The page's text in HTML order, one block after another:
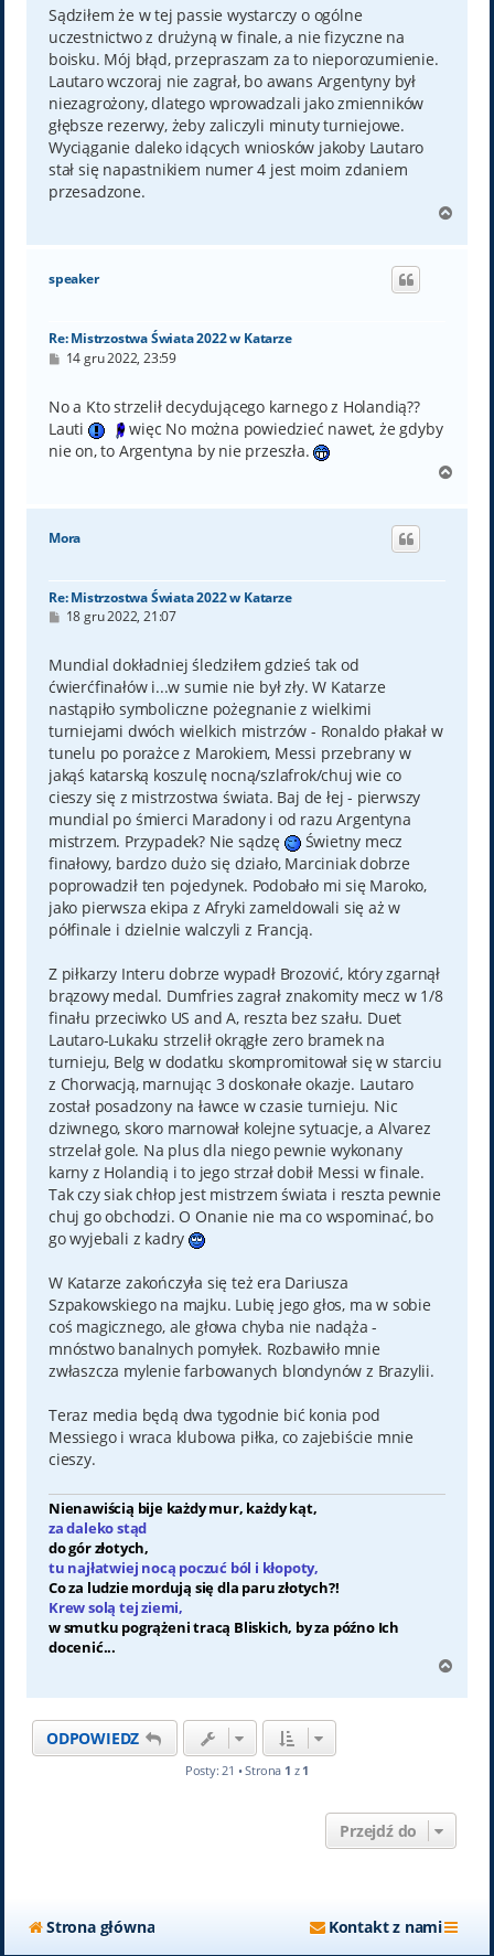
t
Sądziłem że w tej passie wystarczy o ogólne
uczestnictwo z drużyną w finale, a nie fizyczne na
boisku. Mój błąd, przepraszam za to nieporozumienie.
Lautaro wczoraj nie zagrał, bo awans Argentyny był
niezagrożony, dlatego wprowadzali jako zmienników
głębsze rezerwy, żeby zaliczyli minuty turniejowe.
Wyciąganie daleko idących wniosków jakoby Lautaro
stał się napastnikiem numer 4 jest moim zdaniem
przesadzone.
g
speaker
Re: Mistrzostwa Świata 2022 w Katarze
P
t
14 gru 2022, 23:59
No a Kto strzelił decydującego karnego z Holandią??
Lauti
więc No można powiedzieć nawet, że gdyby
nie on, to Argentyna by nie przeszła.
g
Mora
Re: Mistrzostwa Świata 2022 w Katarze
P
t
18 gru 2022, 21:07
Mundial dokładniej śledziłem gdzieś tak od
ćwierćfinałów i...w sumie nie był zły. W Katarze
nastąpiło symboliczne pożegnanie z wielkimi
turniejami dwóch wielkich mistrzów - Ronaldo płakał w
tunelu po porażce z Marokiem, Messi przebrany w
jakąś katarską koszulę nocną/szlafrok/chuj wie co
cieszy się z mistrzostwa świata. Baj de łej - pierwszy
mundial po śmierci Maradony i od razu Argentyna
mistrzem. Przypadek? Nie sądzę
Świetny mecz
finałowy, bardzo dużo się działo, Marciniak dobrze
poprowadził ten pojedynek. Podobało mi się Maroko,
jako pierwsza ekipa z Afryki zameldowali się aż w
półfinale i dzielnie walczyli z Francją.
Z piłkarzy Interu dobrze wypadł Brozović, który zgarnął
brązowy medal. Dumfries zagrał znakomity mecz w 1/8
finału przeciwko US and A, reszta bez szału. Duet
Lautaro-Lukaku strzelił okrągłe zero bramek na
turnieju, Belg w dodatku skompromitował się w starciu
z Chorwacją, marnując 3 doskonałe okazje. Lautaro
został posadzony na ławce w czasie turnieju. Nic
dziwnego, skoro marnował kolejne sytuacje, a Alvarez
strzelał gole. Na plus dla niego pewnie wykonany
karny z Holandią i to jego strzał dobił Messi w finale.
Tak czy siak chłop jest mistrzem świata i reszta pewnie
chuj go obchodzi. O Onanie nie ma co wspominać, bo
go wyjebali z kadry
W Katarze zakończyła się też era Dariusza
Szpakowskiego na majku. Lubię jego głos, ma w sobie
coś magicznego, ale głowa chyba nie nadąża -
mnóstwo banalnych pomyłek. Rozbawiło mnie
zwłaszcza mylenie farbowanych blondynów z Brazylii.
Teraz media będą dwa tygodnie bić konia pod
Messiego i wraca klubowa piłka, co zajebiście mnie
cieszy.
Nienawiścią bije każdy mur, każdy kąt,
za daleko stąd
do gór złotych,
tu najłatwiej nocą poczuć ból i kłopoty,
Co za ludzie mordują się dla paru złotych?!
Krew solą tej ziemi,
w smutku pogrążeni tracą Bliskich, by za późno Ich
docenić...
g
ODPOWIEDZ
Posty: 21 • Strona 1 z 1
Przejdź do
Strona główna Kontakt z nami